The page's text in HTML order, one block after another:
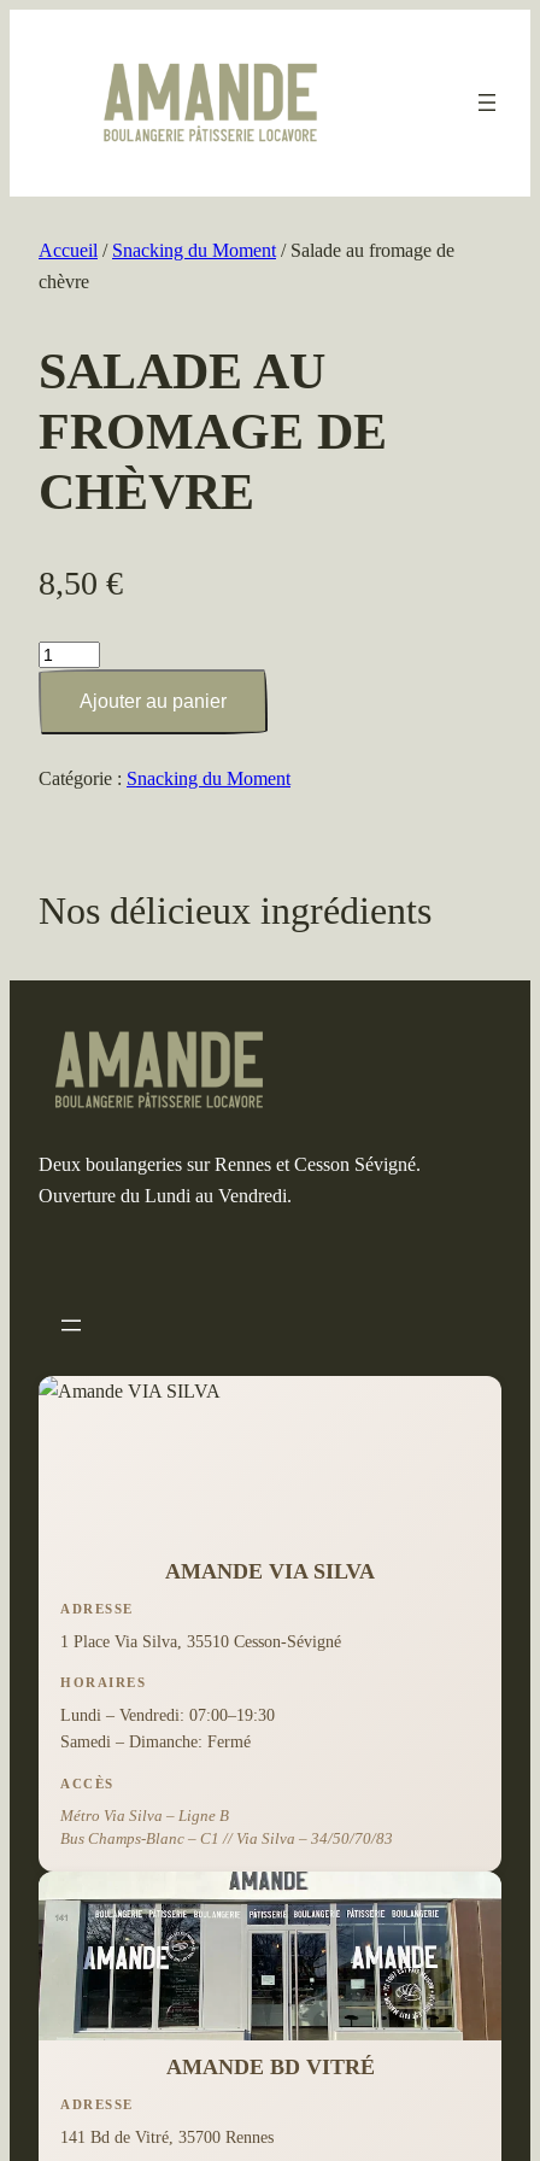
Accueil / Snacking du Moment / Salade au fromage de
chèvre
SALADE AU
FROMAGE DE
CHÈVRE
8,50 €
quantité
Salade
fromage
Ajouter au panier
Catégorie : Snacking du Moment
Nos délicieux ingrédients
Deux boulangeries sur Rennes et Cesson Sévigné.
Ouverture du Lundi au Vendredi.
AMANDE VIA SILVA
ADRESSE
1 Place Via Silva, 35510 Cesson-Sévigné
HORAIRES
Lundi – Vendredi: 07:00–19:30
Samedi – Dimanche: Fermé
ACCÈS
Métro Via Silva – Ligne B
Bus Champs-Blanc – C1 // Via Silva – 34/50/70/83
AMANDE BD VITRÉ
ADRESSE
141 Bd de Vitré, 35700 Rennes